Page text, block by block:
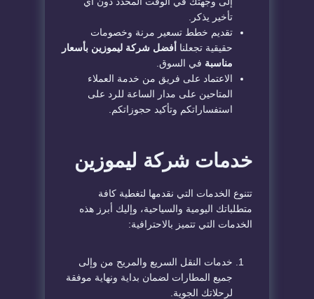
تأخير يذكر.
تقديم خطط تسعير مرنة وخصومات
حقيقية تجعلنا أفضل شركة ليموزين بأسعار
مناسبة في السوق.
الاعتماد على فريق من خدمة العملاء
المتاحين على مدار الساعة للرد على
استفساراتكم وتأكيد حجوزاتكم.
خدمات شركة ليموزين
تتنوع الخدمات التي نقدمها لتغطية كافة
متطلباتك اليومية والسياحية، وإليك أبرز هذه
الخدمات التي تتميز بالاحترافية:
خدمات النقل السريع والمريح من وإلى
جميع المطارات لضمان بداية ونهاية موفقة
لرحلاتك الجوية.